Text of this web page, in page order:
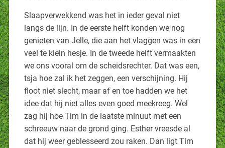
Slaapverwekkend was het in ieder geval niet
langs de lijn. In de eerste helft konden we nog
genieten van Jelle, die aan het vlaggen was in een
veel te klein hesje. In de tweede helft vermaakten
we ons vooral om de scheidsrechter. Dat was een,
tsja hoe zal ik het zeggen, een verschijning. Hij
floot niet slecht, maar af en toe hadden we het
idee dat hij niet alles even goed meekreeg. Wel
zag hij hoe Tim in de laatste minuut met een
schreeuw naar de grond ging. Esther vreesde al
dat hij weer geblesseerd zou raken. Dan ligt Tim